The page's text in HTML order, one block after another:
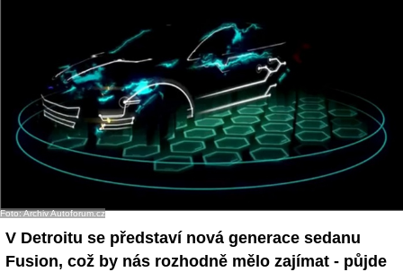
Foto: Archiv Autoforum.cz
V Detroitu se představí nová generace sedanu
Fusion, což by nás rozhodně mělo zajímat - půjde